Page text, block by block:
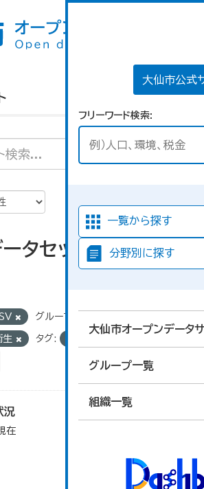
大仙市公式
フリーワード検索
一覧から探す
分野別に探す
大仙市オープンデータ
グループ一覧
組織一覧
タセットが見つか
グループ:
生 タグ:
況
在